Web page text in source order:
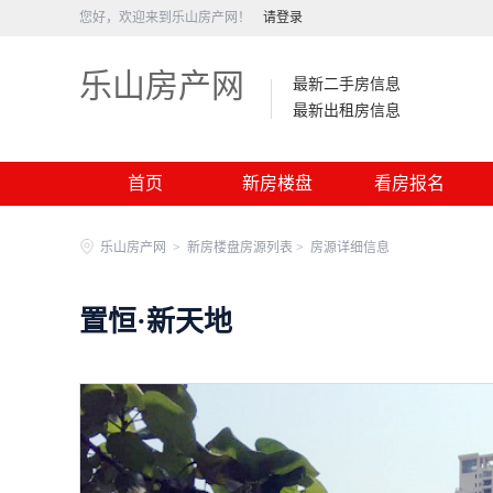
您好，欢迎来到乐山房产网！ 请登录
乐山房产网
最新二手房信息
最新出租房信息
首页 新房楼盘 看房报名
乐山房产网 > 新房楼盘房源列表 > 房源详细信息
置恒·新天地